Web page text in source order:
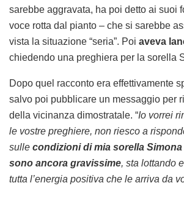
sarebbe aggravata, ha poi detto ai suoi
voce rotta dal pianto – che si sarebbe
vista la situazione “seria”. Poi aveva
chiedendo una preghiera per la sorella
Dopo quel racconto era effettivamente
salvo poi pubblicare un messaggio per
della vicinanza dimostratale. “Io vorrei
le vostre preghiere, non riesco a
sulle condizioni di mia sorella
sono ancora gravissime, sta lottando
tutta l’energia positiva che le arriva da